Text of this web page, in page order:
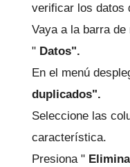
verificar los datos
Vaya a la barra
" Datos".
En el menú
duplicados".
Seleccione las
característica.
Presiona "